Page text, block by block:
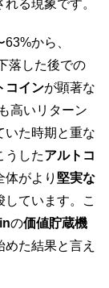
る現象です。
から、
落した後での
コインが顕著な
高いリターン
いた時期と重な
うしたアルトコ
がより 堅実な
ています。こ
の価値貯蔵機
た結果と言え